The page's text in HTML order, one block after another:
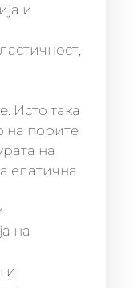
и
Исто така
на порите
на
елатична
на